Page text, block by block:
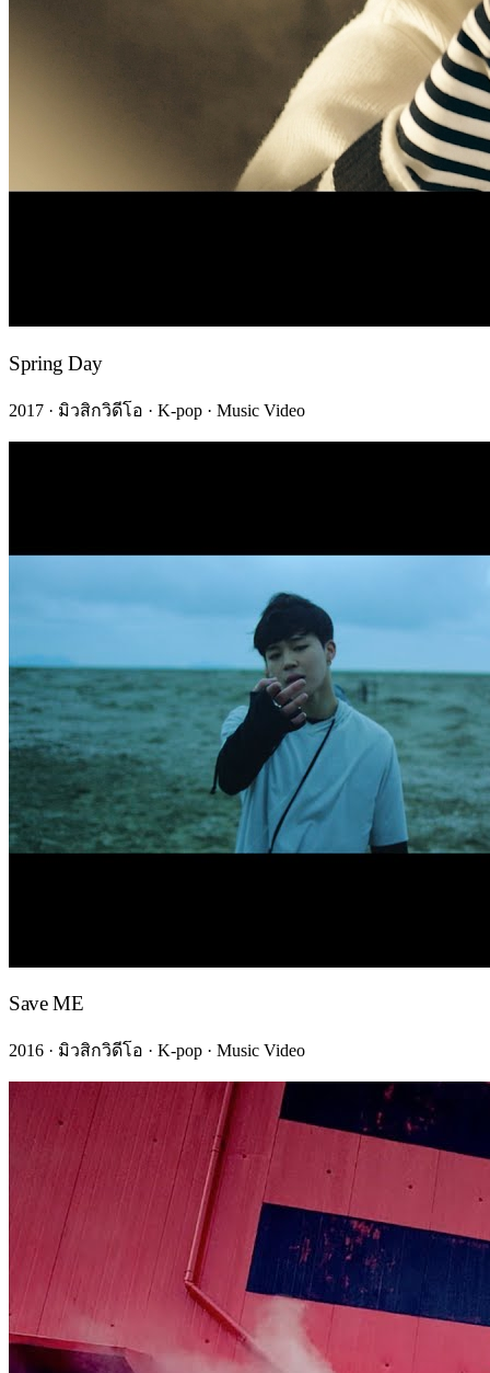
Spring Day
2017 · มิวสิกวิดีโอ · K-pop · Music Video
Save ME
2016 · มิวสิกวิดีโอ · K-pop · Music Video